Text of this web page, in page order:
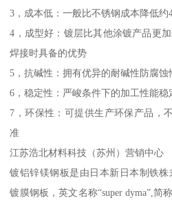
3，成本低：一般比不锈钢成本降低约
4，成型好：镀层比其他涂镀产品更
焊接时具备的优势
5，抗碱性：拥有优异的耐碱性防腐
6，稳定性：严峻条件下的加工性能
7，环保性：可提供生产环保产品，
准
江苏浩北材料科技（苏州）营销中心
镀铝锌镁钢板是由日本新日本制铁
镀膜钢板，英文名称“super dyma”,简